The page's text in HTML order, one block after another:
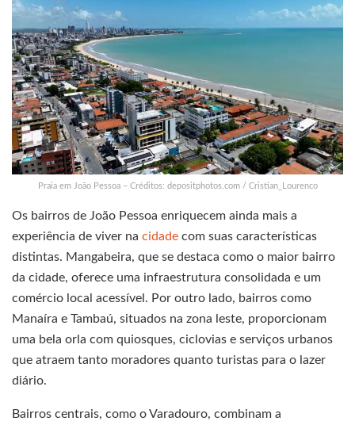
Praia em João Pessoa – Créditos: depositphotos.com / Cristian_Lourenco
Os bairros de João Pessoa enriquecem ainda mais a
experiência de viver na cidade com suas características
distintas. Mangabeira, que se destaca como o maior bairro
da cidade, oferece uma infraestrutura consolidada e um
comércio local acessível. Por outro lado, bairros como
Manaíra e Tambaú, situados na zona leste, proporcionam
uma bela orla com quiosques, ciclovias e serviços urbanos
que atraem tanto moradores quanto turistas para o lazer
diário.
Bairros centrais, como o Varadouro, combinam a